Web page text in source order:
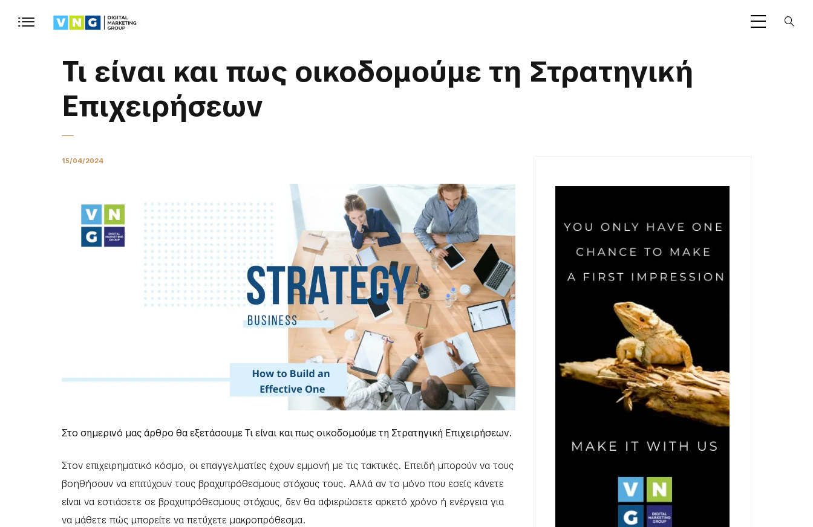
Τι είναι και πως οικοδομούμε τη Στρατηγική
Επιχειρήσεων
15/04/2024
Στο σημερινό μας άρθρο θα εξετάσουμε Τι είναι και πως οικοδομούμε τη Στρατηγική Επιχειρήσεων.
Στον επιχειρηματικό κόσμο, οι επαγγελματίες έχουν εμμονή με τις τακτικές. Επειδή μπορούν να τους
βοηθήσουν να επιτύχουν τους βραχυπρόθεσμους στόχους τους. Αλλά αν το μόνο που εσείς κάνετε
είναι να εστιάσετε σε βραχυπρόθεσμους στόχους, δεν θα αφιερώσετε αρκετό χρόνο ή ενέργεια για
να μάθετε πώς μπορείτε να πετύχετε μακροπρόθεσμα.